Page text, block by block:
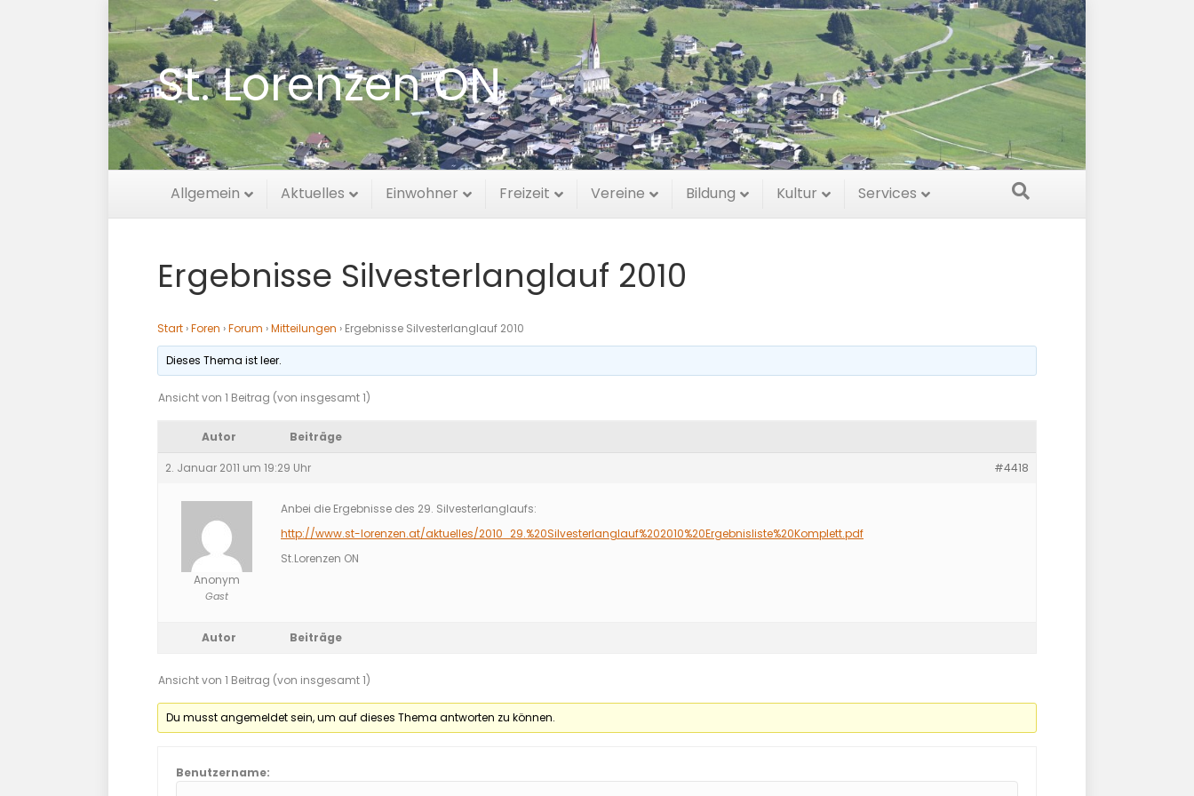
St. Lorenzen ON
Allgemein Aktuelles Einwohner Freizeit Vereine Bildung Kultur Services
Ergebnisse Silvesterlanglauf 2010
Start ›Foren ›Forum ›Mitteilungen › Ergebnisse Silvesterlanglauf 2010
Dieses Thema ist leer.
Ansicht von 1 Beitrag (von insgesamt 1)
Autor Beiträge
2. Januar 2011 um 19:29 Uhr #4418
Anonym
Gast
Anbei die Ergebnisse des 29. Silvesterlanglaufs:
http://www.st-lorenzen.at/aktuelles/2010_29.%20Silvesterlanglauf%202010%20Ergebnisliste%20Komplett.pdf
St.Lorenzen ON
Autor Beiträge
Ansicht von 1 Beitrag (von insgesamt 1)
Du musst angemeldet sein, um auf dieses Thema antworten zu können.
Benutzername: